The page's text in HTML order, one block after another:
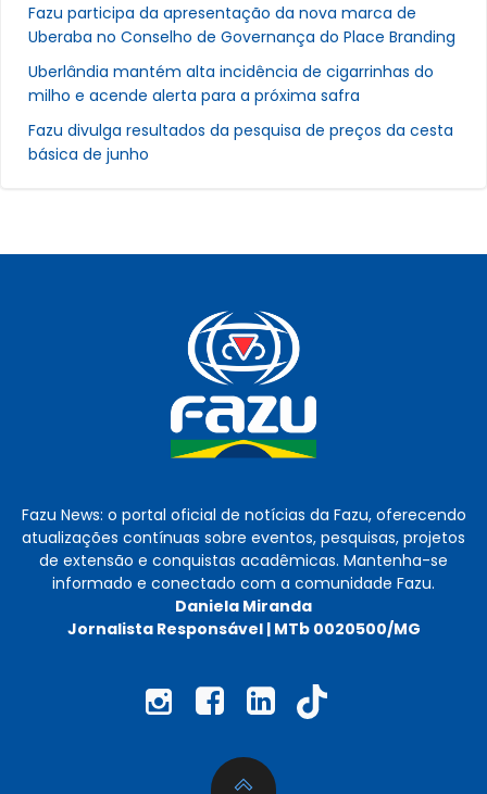
Fazu participa da apresentação da nova marca de
Uberaba no Conselho de Governança do Place Branding
Uberlândia mantém alta incidência de cigarrinhas do
milho e acende alerta para a próxima safra
Fazu divulga resultados da pesquisa de preços da cesta
básica de junho
Fazu News: o portal oficial de notícias da Fazu, oferecendo
atualizações contínuas sobre eventos, pesquisas, projetos
de extensão e conquistas acadêmicas. Mantenha-se
informado e conectado com a comunidade Fazu.
Daniela Miranda
Jornalista Responsável | MTb 0020500/MG